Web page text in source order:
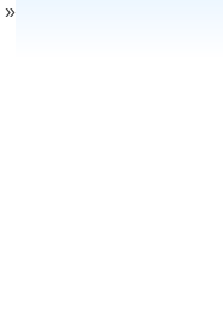
»